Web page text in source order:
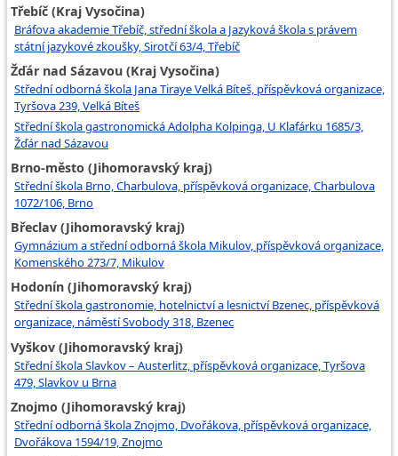
Třebíč (Kraj Vysočina)
Bráfova akademie Třebíč, střední škola a Jazyková škola s právem
státní jazykové zkoušky, Sirotčí 63/4, Třebíč
Žďár nad Sázavou (Kraj Vysočina)
Střední odborná škola Jana Tiraye Velká Bíteš, příspěvková organizace,
Tyršova 239, Velká Bíteš
Střední škola gastronomická Adolpha Kolpinga, U Klafárku 1685/3,
Žďár nad Sázavou
Brno-město (Jihomoravský kraj)
Střední škola Brno, Charbulova, příspěvková organizace, Charbulova
1072/106, Brno
Břeclav (Jihomoravský kraj)
Gymnázium a střední odborná škola Mikulov, příspěvková organizace,
Komenského 273/7, Mikulov
Hodonín (Jihomoravský kraj)
Střední škola gastronomie, hotelnictví a lesnictví Bzenec, příspěvková
organizace, náměstí Svobody 318, Bzenec
Vyškov (Jihomoravský kraj)
Střední škola Slavkov – Austerlitz, příspěvková organizace, Tyršova
479, Slavkov u Brna
Znojmo (Jihomoravský kraj)
Střední odborná škola Znojmo, Dvořákova, příspěvková organizace,
Dvořákova 1594/19, Znojmo